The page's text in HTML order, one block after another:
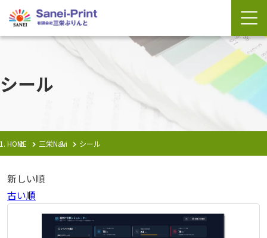
シール
HOME 三栄Navi シール
新しい順
古い順